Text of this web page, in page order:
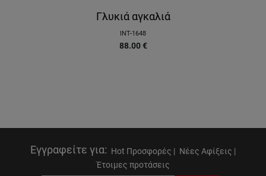
Γλυκιά αγκαλιά
INT-1648
88.00 €
Εγγραφείτε για: Hot Προσφορές | Νέες Αφίξεις |
Έτοιμες προτάσεις